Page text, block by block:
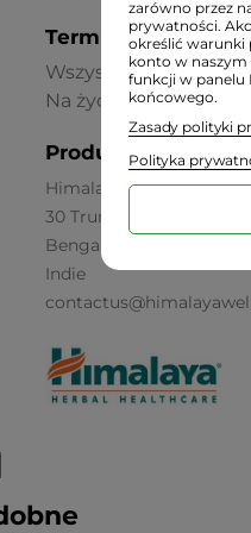
Termin
Wszystkie
Na życzenie
Producent:
Himalaya Herbals
30 Truman Ave. Key West
Bengaluru, 33040
Indie
zarówno przez
prywatności.
określić warunki
konto w
funkcji w panelu
końcowego.
Zasady polityki
Polityka